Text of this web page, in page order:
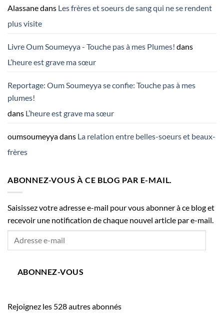
Alassanedans Les frères et soeurs de sang qui ne se rendent
plus visite
Livre Oum Soumeyya - Touche pas à mes Plumes! dans
L’heure est grave ma sœur
Reportage: Oum Soumeyya se confie: Touche pas à mes
plumes!
dans L’heure est grave ma sœur
oumsoumeyyadans La relation entre belles-soeurs et beaux-
frères
ABONNEZ-VOUS À CE BLOG PAR E-MAIL.
Saisissez votre adresse e-mail pour vous abonner à ce blog et
recevoir une notification de chaque nouvel article par e-mail.
ABONNEZ-VOUS
Rejoignez les 528 autres abonnés